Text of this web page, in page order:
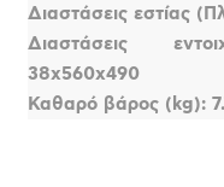
Διαστάσεις εστίας
Διαστάσεις
38x560x490
Καθαρό βάρος (kg):